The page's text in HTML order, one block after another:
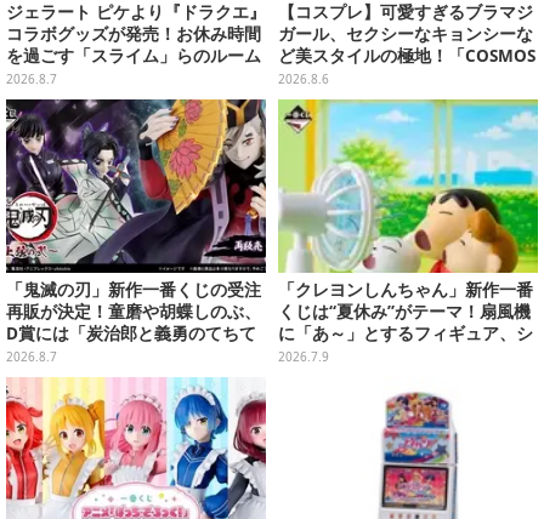
ジェラート ピケより『ドラクエ』
コラボグッズが発売！お休み時間
を過ごす「スライム」らのルーム
ウェア、雑貨など多数ラインナッ
プ
2026.8.7
【コスプレ】可愛すぎるブラマジ
ガール、セクシーなキョンシーな
ど美スタイルの極地！「COSMOS
創作攝影展」台湾美女レイヤーま
とめ【写真26枚】
2026.8.6
「鬼滅の刃」新作一番くじの受注
再販が決定！童磨や胡蝶しのぶ、
D賞には「炭治郎と義勇のてちて
ちフィギュア」も
2026.8.7
「クレヨンしんちゃん」新作一番
くじは“夏休み”がテーマ！扇風機
に「あ～」とするフィギュア、シ
ロのボウル皿など夏全開のライン
2026.7.9